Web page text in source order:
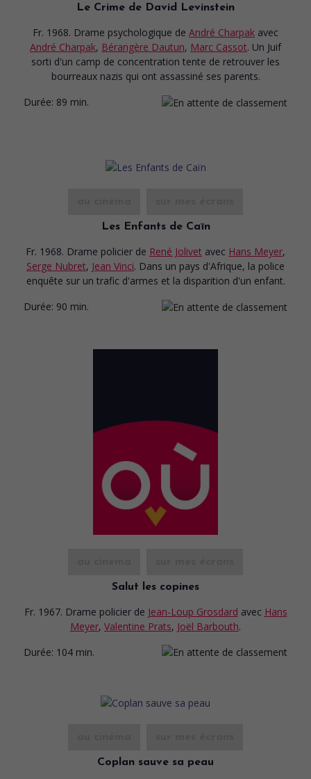
Le Crime de David Levinstein
Fr. 1968. Drame psychologique de André Charpak avec
André Charpak, Bérangère Dautun, Marc Cassot. Un Juif
sorti d'un camp de concentration tente de retrouver les
bourreaux nazis qui ont assassiné ses parents.
Durée: 89 min.
Les Enfants de Caïn
Fr. 1968. Drame policier de René Jolivet avec Hans Meyer,
Serge Nubret, Jean Vinci. Dans un pays d'Afrique, la police
enquête sur un trafic d'armes et la disparition d'un enfant.
Durée: 90 min.
Salut les copines
Fr. 1967. Drame policier de Jean-Loup Grosdard avec Hans
Meyer, Valentine Prats, Joël Barbouth.
Durée: 104 min.
Coplan sauve sa peau